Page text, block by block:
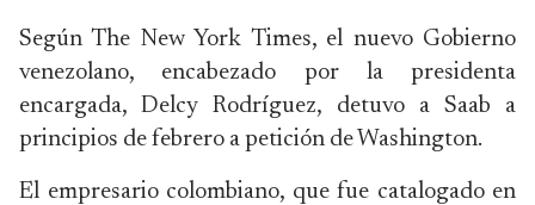
Según The New York Times, el nuevo Gobierno
venezolano, encabezado por la presidenta
encargada, Delcy Rodríguez, detuvo a Saab a
principios de febrero a petición de Washington.
El empresario colombiano, que fue catalogado en